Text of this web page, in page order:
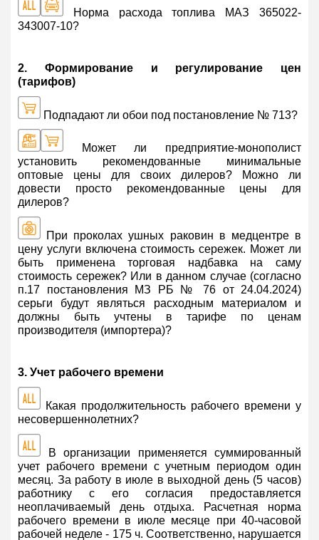
Норма расхода топлива МАЗ 365022-
343007-10?
2. Формирование и регулирование цен
(тарифов)
Подпадают ли обои под постановление № 713?
Может ли предприятие-монополист
установить рекомендованные минимальные
оптовые цены для своих дилеров? Можно ли
довести просто рекомендованные цены для
дилеров?
При проколах ушных раковин в медцентре в
цену услуги включена стоимость сережек. Может ли
быть применена торговая надбавка на саму
стоимость сережек? Или в данном случае (согласно
п.17 постановления МЗ РБ № 76 от 24.04.2024)
серьги будут являться расходным материалом и
должны быть учтены в тарифе по ценам
производителя (импортера)?
3. Учет рабочего времени
Какая продолжительность рабочего времени у
несовершеннолетних?
В организации применяется суммированный
учет рабочего времени с учетным периодом один
месяц. За работу в июле в выходной день (5 часов)
работнику с его согласия предоставляется
неоплачиваемый день отдыха. Расчетная норма
рабочего времени в июле месяце при 40-часовой
рабочей неделе - 175 ч. Соответственно, нарушается